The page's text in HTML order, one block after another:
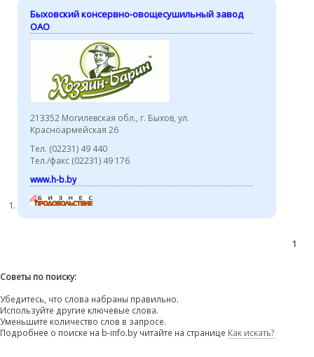
Быховский консервно-овощесушильный завод
ОАО
213352 Могилевская обл., г. Быхов, ул.
Красноармейская 26
Тел. (02231) 49 440
Тел./факс (02231) 49 176
www.h-b.by
1
Советы по поиску:
Убедитесь, что слова набраны правильно.
Используйте другие ключевые слова.
Уменьшите количество слов в запросе.
Подробнее о поиске на b-info.by читайте на странице Как искать?